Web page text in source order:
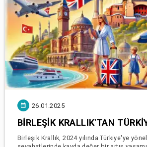
26.01.2025
Birleşik Krallık, 2024 yılında Türkiye'ye